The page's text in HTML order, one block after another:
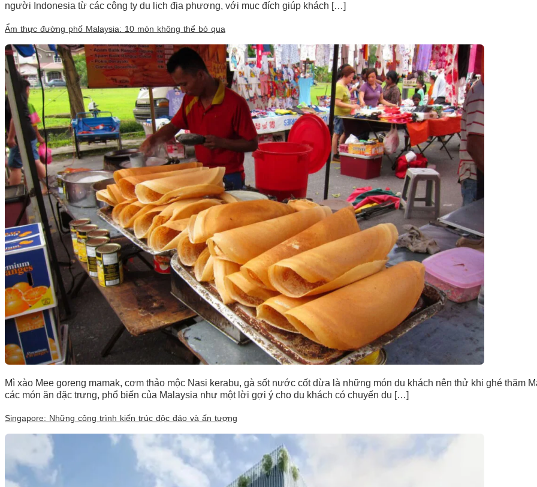
người Indonesia từ các công ty du lịch địa phương, với mục đích giúp khách […]
Ẩm thực đường phố Malaysia: 10 món không thể bỏ qua
Mì xào Mee goreng mamak, cơm thảo mộc Nasi kerabu, gà sốt nước cốt dừa là những món du khách nên thử khi ghé thăm
các món ăn đặc trưng, phổ biến của Malaysia như một lời gợi ý cho du khách có chuyến du […]
Singapore: Những công trình kiến trúc độc đáo và ấn tượng